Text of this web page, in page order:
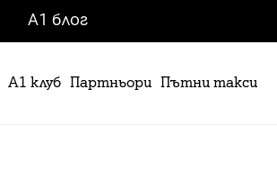
A1 блог
А1 клуб Партньори Пътни такси